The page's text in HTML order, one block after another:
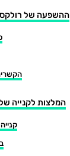
ההשפעה של רולקס
המלצות לקנייה